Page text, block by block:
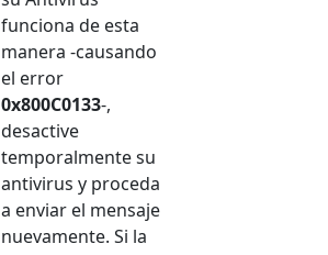
funciona de esta
manera -causando
el error
0x800C0133-,
desactive
temporalmente su
antivirus y proceda
a enviar el mensaje
nuevamente. Si la